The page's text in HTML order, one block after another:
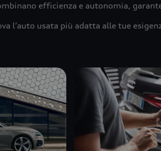
efficienza e autonomia,
l’auto usata più adatta alle tue